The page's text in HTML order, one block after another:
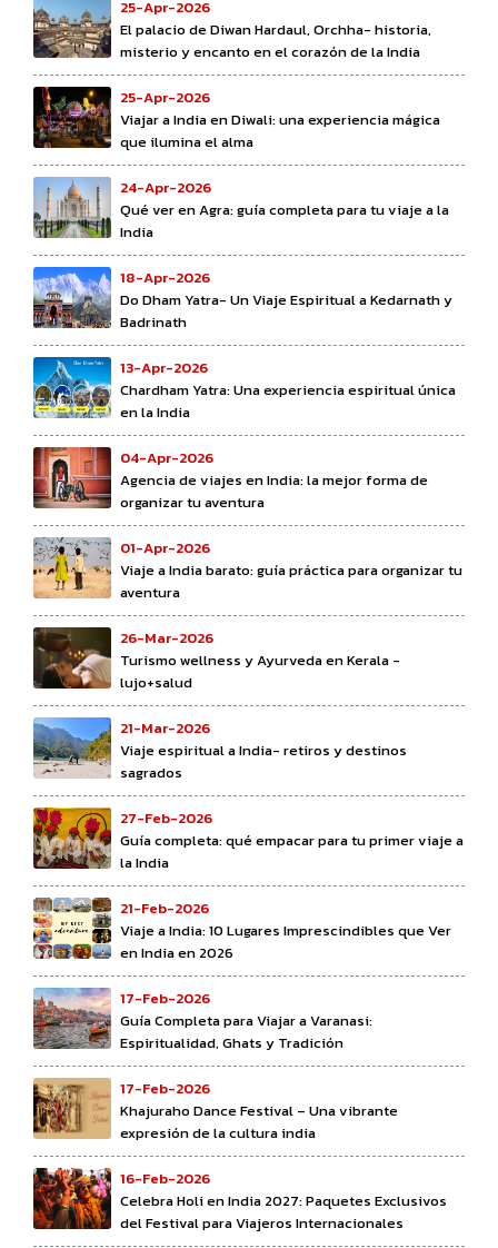
25-Apr-2026
El palacio de Diwan Hardaul, Orchha- historia,
misterio y encanto en el corazón de la India
25-Apr-2026
Viajar a India en Diwali: una experiencia mágica
que ilumina el alma
24-Apr-2026
Qué ver en Agra: guía completa para tu viaje a la
India
18-Apr-2026
Do Dham Yatra- Un Viaje Espiritual a Kedarnath y
Badrinath
13-Apr-2026
Chardham Yatra: Una experiencia espiritual única
en la India
04-Apr-2026
Agencia de viajes en India: la mejor forma de
organizar tu aventura
01-Apr-2026
Viaje a India barato: guía práctica para organizar tu
aventura
26-Mar-2026
Turismo wellness y Ayurveda en Kerala -
lujo+salud
21-Mar-2026
Viaje espiritual a India- retiros y destinos
sagrados
27-Feb-2026
Guía completa: qué empacar para tu primer viaje a
la India
21-Feb-2026
Viaje a India: 10 Lugares Imprescindibles que Ver
en India en 2026
17-Feb-2026
Guía Completa para Viajar a Varanasi:
Espiritualidad, Ghats y Tradición
17-Feb-2026
Khajuraho Dance Festival – Una vibrante
expresión de la cultura india
16-Feb-2026
Celebra Holi en India 2027: Paquetes Exclusivos
del Festival para Viajeros Internacionales